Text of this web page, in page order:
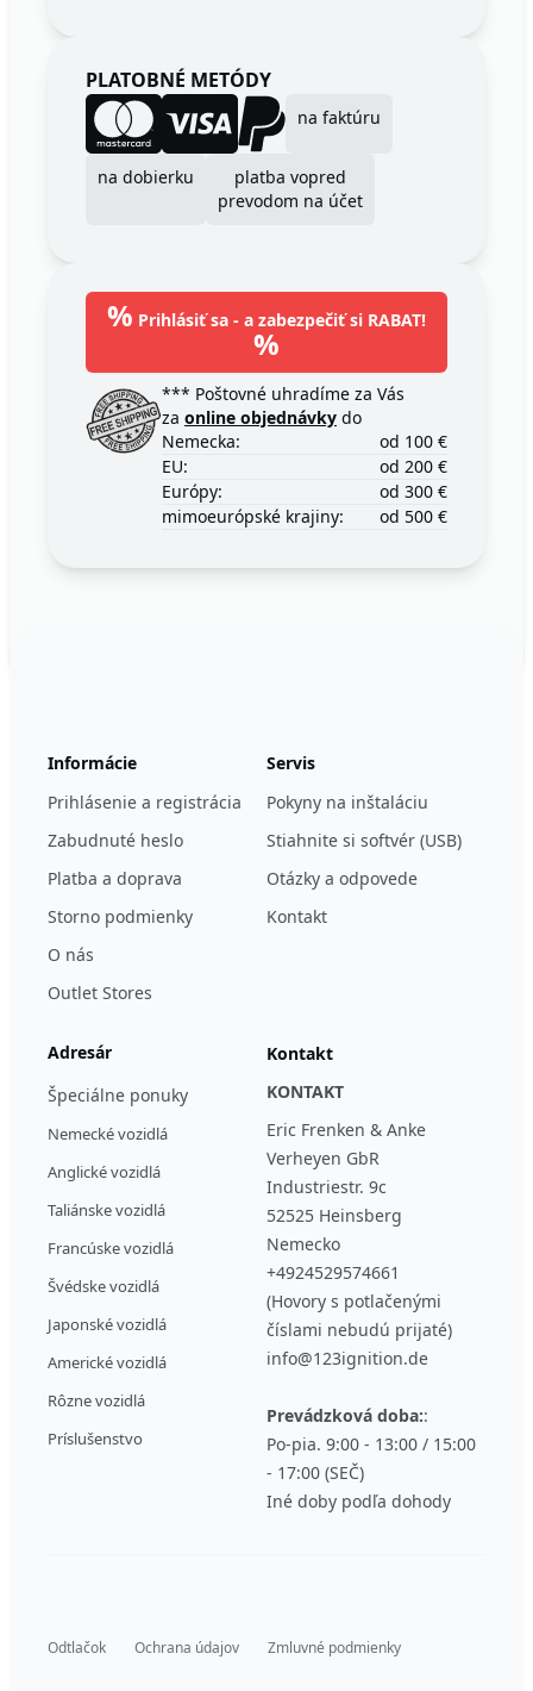
PLATOBNÉ METÓDY
na faktúru
na dobierku
platba vopred
prevodom na účet
% Prihlásiť sa - a zabezpečiť si RABAT!
%
*** Poštovné uhradíme za Vás
za online objednávky do
Nemecka:
od 100 €
EU:
od 200 €
Európy:
od 300 €
mimoeurópské krajiny:
od 500 €
Informácie
Prihlásenie a registrácia
Zabudnuté heslo
Platba a doprava
Storno podmienky
O nás
Outlet Stores
Servis
Pokyny na inštaláciu
Stiahnite si softvér (USB)
Otázky a odpovede
Kontakt
Adresár
Špeciálne ponuky
Nemecké vozidlá
Anglické vozidlá
Taliánske vozidlá
Francúske vozidlá
Švédske vozidlá
Japonské vozidlá
Americké vozidlá
Rôzne vozidlá
Príslušenstvo
Kontakt
KONTAKT
Eric Frenken & Anke
Verheyen GbR
Industriestr. 9c
52525 Heinsberg
Nemecko
+4924529574661
(Hovory s potlačenými
číslami nebudú prijaté)
info@123ignition.de
Prevádzková doba::
Po-pia. 9:00 - 13:00 / 15:00
- 17:00 (SEČ)
Iné doby podľa dohody
Odtlačok Ochrana údajov Zmluvné podmienky